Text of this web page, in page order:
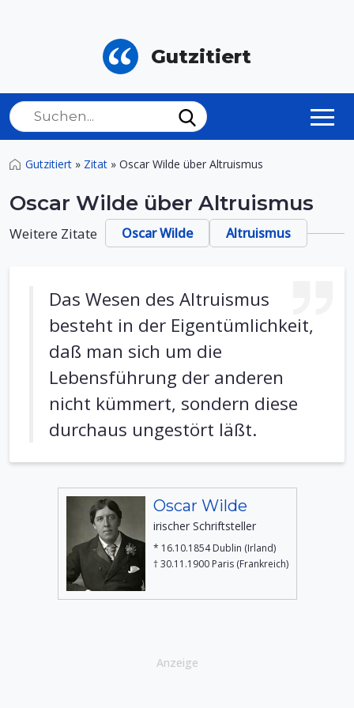
Gutzitiert
Gutzitiert » Zitat » Oscar Wilde über Altruismus
Oscar Wilde über Altruismus
Weitere Zitate Oscar Wilde Altruismus
Das Wesen des Altruismus
besteht in der Eigentümlichkeit,
daß man sich um die
Lebensführung der anderen
nicht kümmert, sondern diese
durchaus ungestört läßt.
Oscar Wilde
irischer Schriftsteller
* 16.10.1854 Dublin (Irland)
† 30.11.1900 Paris (Frankreich)
Anzeige